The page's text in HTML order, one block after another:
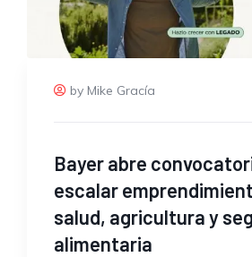
by Mike Gracía
Bayer abre
escalar
salud, agricultura y
alimentaria